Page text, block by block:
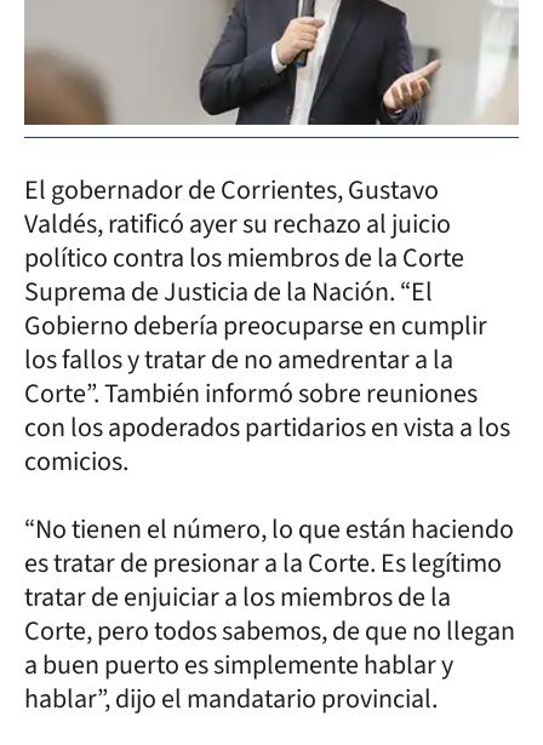
El gobernador de Corrientes, Gustavo
Valdés, ratificó ayer su rechazo al juicio
político contra los miembros de la Corte
Suprema de Justicia de la Nación. “El
Gobierno debería preocuparse en cumplir
los fallos y tratar de no amedrentar a la
Corte”. También informó sobre reuniones
con los apoderados partidarios en vista a los
comicios.
“No tienen el número, lo que están haciendo
es tratar de presionar a la Corte. Es legítimo
tratar de enjuiciar a los miembros de la
Corte, pero todos sabemos, de que no llegan
a buen puerto es simplemente hablar y
hablar”, dijo el mandatario provincial.